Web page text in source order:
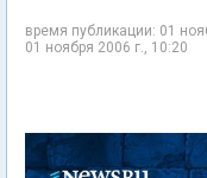
время публикации: 01
01 ноября 2006 г., 10:20